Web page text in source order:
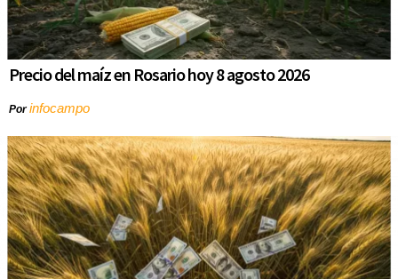
Precio del maíz en Rosario hoy 8 agosto 2026
Porinfocampo